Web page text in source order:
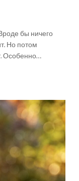
бы ничего
Но потом
Особенно…